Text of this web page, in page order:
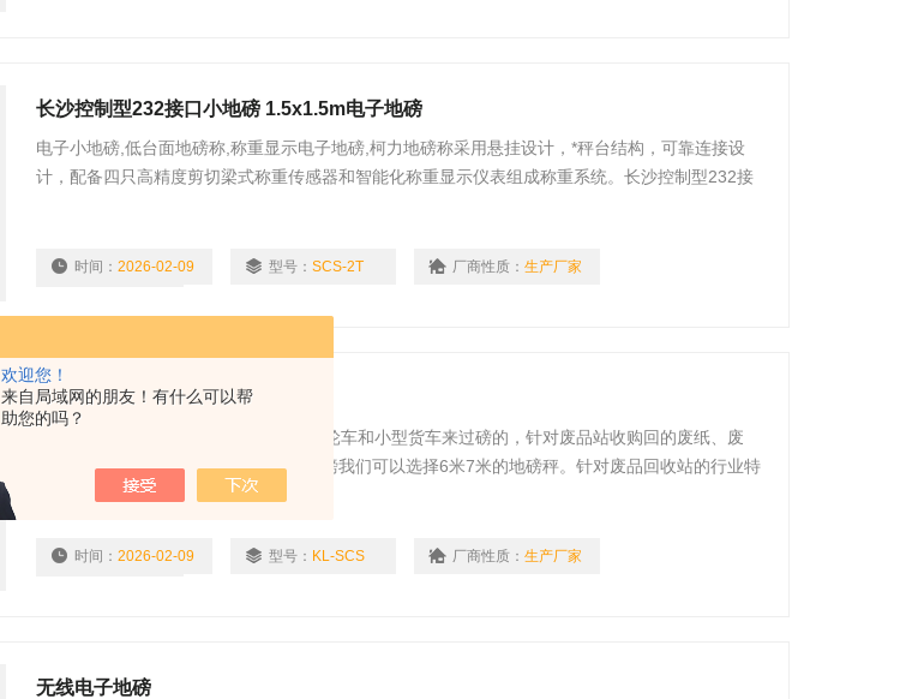
欢迎您！
来自局域网的朋友！有什么可以帮
助您的吗？
长沙控制型232接口小地磅 1.5x1.5m电子地磅
电子小地磅,低台面地磅称,称重显示电子地磅,柯力地磅称采用悬挂设计，*秤台结构，可靠连接设
计，配备四只高精度剪切梁式称重传感器和智能化称重显示仪表组成称重系统。长沙控制型232接
时间：2026-02-09 型号：SCS-2T 厂商性质：生产厂家
废品站收废品10吨电子地磅
废品站收废品10吨电子地磅主要是给三轮车和小型货车来过磅的，针对废品站收购回的废纸、废
铁、废铜、旧家具、旧电器等废品的地磅我们可以选择6米7米的地磅秤。针对废品回收站的行业特
性地磅显示器肯定是需要带打印功能的。
时间：2026-02-09 型号： KL-SCS 厂商性质：生产厂家
无线电子地磅